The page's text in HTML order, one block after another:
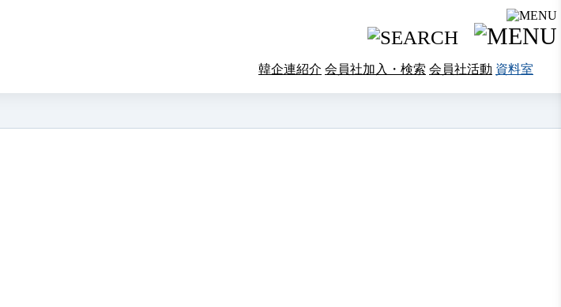
韓企連紹介 会員社加入・検索 会員社活動 資料室